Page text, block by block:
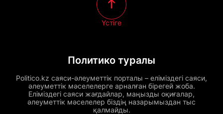
Политико туралы
Politico.kz саяси-әлеуметтік порталы – еліміздегі саяси,
әлеуметтік мәселелерге арналған бірегей жоба.
Еліміздегі саяси жағдайлар, маңызды оқиғалар,
әлеуметтік мәселелер біздің назарымыздан тыс
қалмайды.
Үстіге